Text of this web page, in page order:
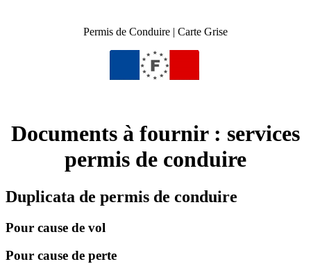
Permis de Conduire | Carte Grise
Documents à fournir : services
permis de conduire
Duplicata de permis de conduire
Pour cause de vol
Pour cause de perte